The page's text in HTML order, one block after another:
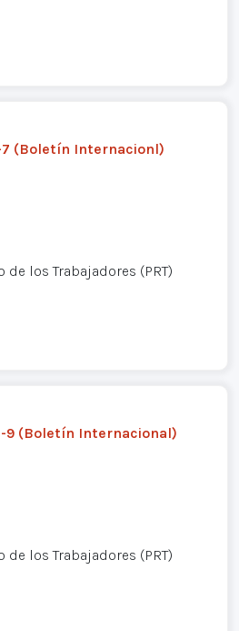
7 (Boletín Internacionl)
los Trabajadores (PRT)
9 (Boletín Internacional)
los Trabajadores (PRT)